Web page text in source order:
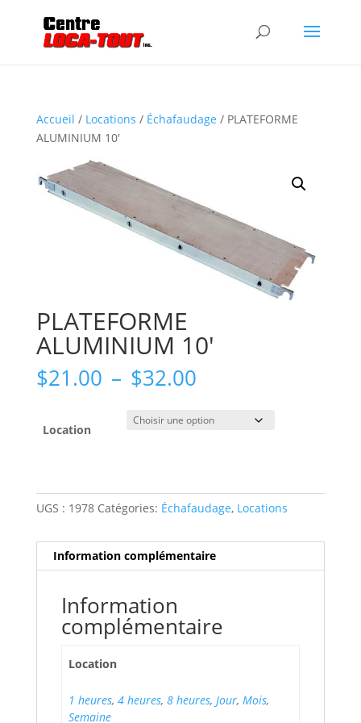
Accueil / Locations / Échafaudage / PLATEFORME
ALUMINIUM 10′
PLATEFORME
ALUMINIUM 10′
$21.00 – $32.00Plage
prix :
$21.00
Location
UGS : 1978 Catégories: Échafaudage, Locations
Information complémentaire
Information
complémentaire
Location
1 heures, 4 heures, 8 heures, Jour, Mois,
Semaine